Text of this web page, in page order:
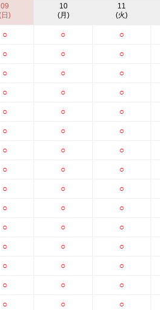
09
日)
○
○
○
○
○
○
○
○
○
○
○
○
○
○
○
10
(月)
○
○
○
○
○
○
○
○
○
○
○
○
○
○
○
11
(火)
○
○
○
○
○
○
○
○
○
○
○
○
○
○
○